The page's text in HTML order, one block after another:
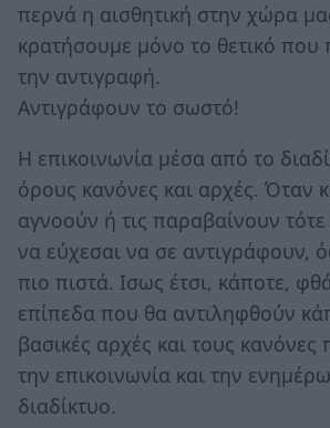
περνά η αισθητική στην χώρα
κρατήσουμε μόνο το θετικό που
την αντιγραφή.
Αντιγράφουν το σωστό!
Η επικοινωνία μέσα από το
όρους κανόνες και αρχές. Όταν
αγνοούν ή τις παραβαίνουν
να εύχεσαι να σε αντιγράφουν,
πιο πιστά. Ισως έτσι, κάποτε,
επίπεδα που θα αντιληφθούν
βασικές αρχές και τους κανόνες
την επικοινωνία και την
διαδίκτυο.